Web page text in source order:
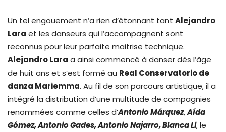
Un tel engouement n’a rien d’étonnant tant Alejandro
Lara et les danseurs qui l’accompagnent sont
reconnus pour leur parfaite maitrise technique.
Alejandro Lara a ainsi commencé à danser dès l’âge
de huit ans et s’est formé au Real Conservatorio de
danza Mariemma. Au fil de son parcours artistique, il a
intégré la distribution d’une multitude de compagnies
renommées comme celles d’Antonio Márquez,Aída
Gómez, Antonio Gades, Antonio Najarro, Blanca Li, le